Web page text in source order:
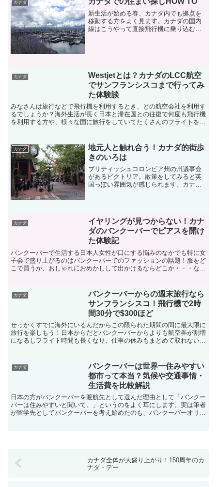
カナダ
新生活が始める春、カナダ内でも拠点を
移動する方をよく見ます。カナダの国内
線はこうやって直接飛行機に乗り込むこ
カナダ
Westjetとは？カナダのLCC航空
でサンフランシスコまで行ってみ
た体験談
みなさんは旅行などで飛行機を利用するとき、どの航空会社を利用す
るでしょうか？海外生活が長く日本と滞在国との往復で何度も飛行機
を利用する方や、様々な国に旅行をしていてたくさんのフライトを経
カナダ
地元人と触れ合う！カナダ的街歩
きのいろは
ブリティッシュコロンビア州の州議事会
があるビクトリア。散策をしてみると英
国っぽい雰囲気が感じられます。カナダ
じるアットホーム感」。私...
カナダ
イヤリングが見つからない！カナ
ダのバンクーバーでピアスを開け
た体験記
バンクーバーで生活する日本人女性が口にする悩みのなかでも特に女
子会で盛り上がるのはバンクーバーでのファッションの話題！服をど
こで買うか、おしゃれにおめかしして出かけるならどこか・・・など
カナダ
バンクーバーからの週末旅行なら
サンフランシスコ！飛行機で2時
間30分で$300ほど
せっかくすでに海外にいるんだからこの限られた期間の間に最大限に
旅行を楽しもう！日本からだとバンクーバーからよりも航空券が割増
になるしフライト時間も長くなり、仕事の休みもまとめて取れない。
カナダ
バンクーバーは世界一住みやすい
都市って本当？気候や交通事情・
生活費を比較解説
日本の方がバンクーバーを渡航先として選んだ理由として「バンクー
バーは住みやすいと聞いて。」というのをよく耳にします。実は筆者
が留学先としてバンクーバーを考え始めたのも、バンクーバーオリン
カナダ全体が大盛り上がり！150周年のカ
ナダ・デー